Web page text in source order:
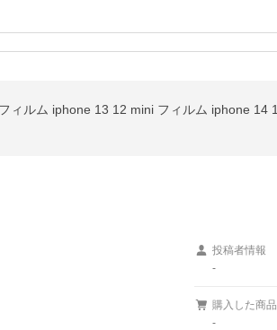
投稿者情報
-
購入した商品
-